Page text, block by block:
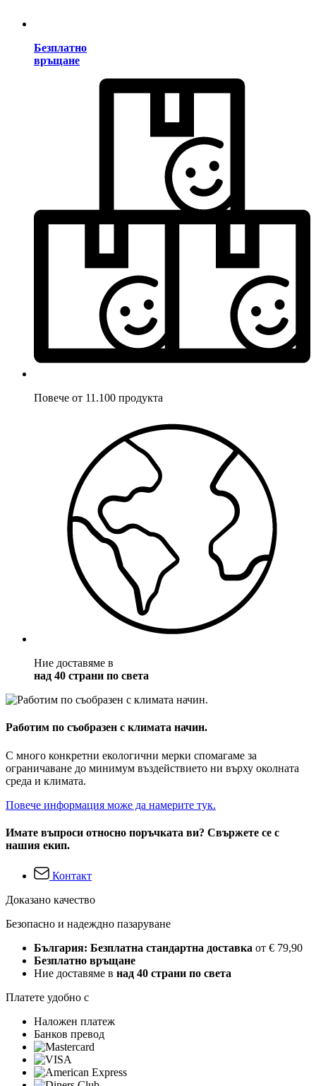
Безплатно
връщане
Повече от 11.100 продукта
Ние доставяме в
над 40 страни по света
Работим по съобразен с климата начин.
С много конкретни екологични мерки спомагаме за
ограничаване до минимум въздействието ни върху околната
среда и климата.
Повече информация може да намерите тук.
Имате въпроси относно поръчката ви? Свържете се с
нашия екип.
Контакт
Доказано качество
Безопасно и надеждно пазаруване
България: Безплатна стандартна доставка от € 79,90
Безплатно връщане
Ние доставяме в над 40 страни по света
Платете удобно с
Наложен платеж
Банков превод